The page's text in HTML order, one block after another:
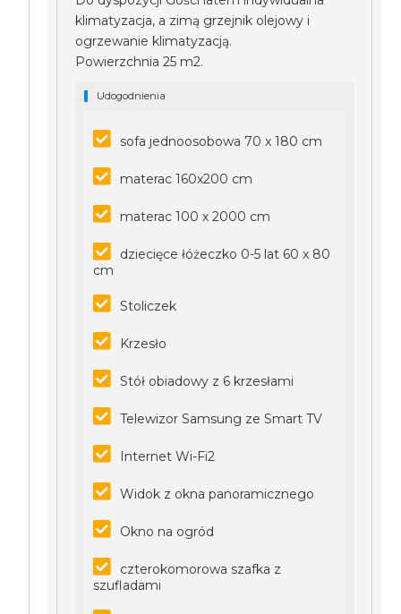
klimatyzacja, a zimą grzejnik olejowy i
ogrzewanie klimatyzacją.
Powierzchnia 25 m2.
Udogodnienia
sofa jednoosobowa 70 x 180 cm
materac 160x200 cm
materac 100 x 2000 cm
dziecięce łóżeczko 0-5 lat 60 x 80
cm
Stoliczek
Krzesło
Stół obiadowy z 6 krzesłami
Telewizor Samsung ze Smart TV
Internet Wi-Fi2
Widok z okna panoramicznego
Okno na ogród
czterokomorowa szafka z
szufladami